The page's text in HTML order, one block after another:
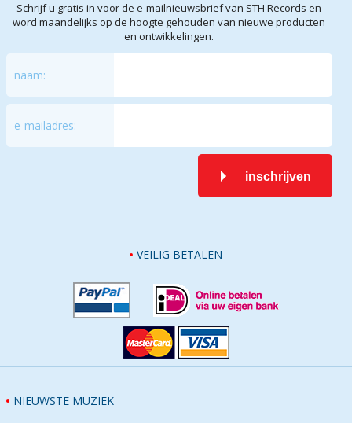
Schrijf u gratis in voor de e-mailnieuwsbrief van STH Records en
word maandelijks op de hoogte gehouden van nieuwe producten
en ontwikkelingen.
naam:
e-mailadres:
inschrijven
VEILIG BETALEN
NIEUWSTE MUZIEK